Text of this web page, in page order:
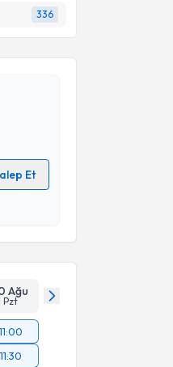
336
Et
takvimi
için bir
Ağu
Pzt
11:00
11:30